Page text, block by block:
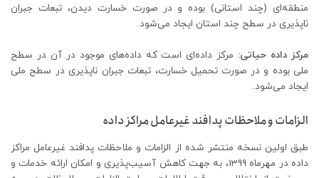
منطقه‌ای (چند استانی) بوده و در صورت خسارت دیدن، تبعات جبران
ناپذیری در سطح چند استان ایجاد می‌شود.
مرکز داده حیاتی: مرکز داده‌ای است که داده‌های موجود در آن در سطح
ملی بوده و در صورت تحمیل خسارت، تبعات جبران ناپذیری در سطح ملی
ایجاد می‌شود.
الزامات و ملاحظات پدافند غیرعامل مراکز داده
طبق اولین نسخه منتشر شده از الزامات و ملاحظات پدافند غیرعامل مراکز
داده در مهرماه 1399، به جهت کاهش آسیب‌پذیری و امکان ارائه خدمات و